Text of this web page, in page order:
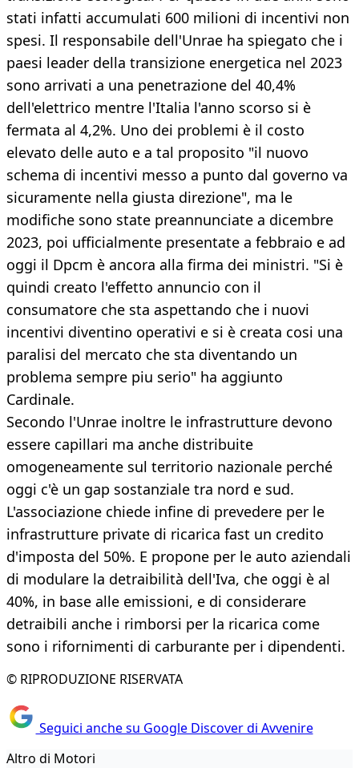
stati infatti accumulati 600 milioni di incentivi non
spesi. Il responsabile dell'Unrae ha spiegato che i
paesi leader della transizione energetica nel 2023
sono arrivati a una penetrazione del 40,4%
dell'elettrico mentre l'Italia l'anno scorso si è
fermata al 4,2%. Uno dei problemi è il costo
elevato delle auto e a tal proposito "il nuovo
schema di incentivi messo a punto dal governo va
sicuramente nella giusta direzione", ma le
modifiche sono state preannunciate a dicembre
2023, poi ufficialmente presentate a febbraio e ad
oggi il Dpcm è ancora alla firma dei ministri. "Si è
quindi creato l'effetto annuncio con il
consumatore che sta aspettando che i nuovi
incentivi diventino operativi e si è creata cosi una
paralisi del mercato che sta diventando un
problema sempre piu serio" ha aggiunto
Cardinale.
Secondo l'Unrae inoltre le infrastrutture devono
essere capillari ma anche distribuite
omogeneamente sul territorio nazionale perché
oggi c'è un gap sostanziale tra nord e sud.
L'associazione chiede infine di prevedere per le
infrastrutture private di ricarica fast un credito
d'imposta del 50%. E propone per le auto aziendali
di modulare la detraibilità dell'Iva, che oggi è al
40%, in base alle emissioni, e di considerare
detraibili anche i rimborsi per la ricarica come
sono i rifornimenti di carburante per i dipendenti.
© RIPRODUZIONE RISERVATA
Seguici anche su Google Discover di Avvenire
Altro di Motori